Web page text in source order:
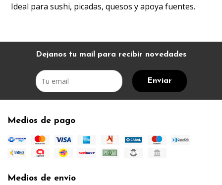
Ideal para sushi, picadas, quesos y apoya fuentes.
Dejanos tu mail para recibir novedades
Enviar
Medios de pago
Medios de envío